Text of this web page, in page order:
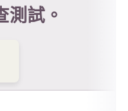
測試。